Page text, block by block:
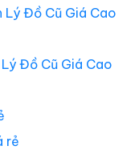
Lý Đồ Cũ Giá Cao
Đồ Cũ Giá Cao
rẻ